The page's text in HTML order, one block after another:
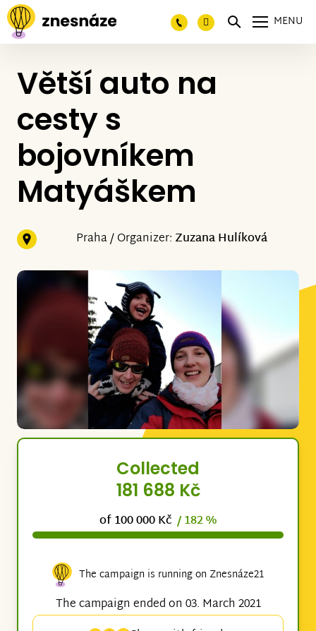
MENU
Větší auto na
cesty s
bojovníkem
Matyáškem
Praha / Organizer: Zuzana Hulíková
Collected
181 688 Kč
of 100 000 Kč / 182 %
The campaign is running on Znesnáze21
The campaign ended on 03. March 2021